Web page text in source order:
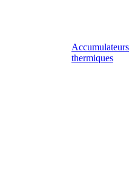
Accumulateurs
thermiques